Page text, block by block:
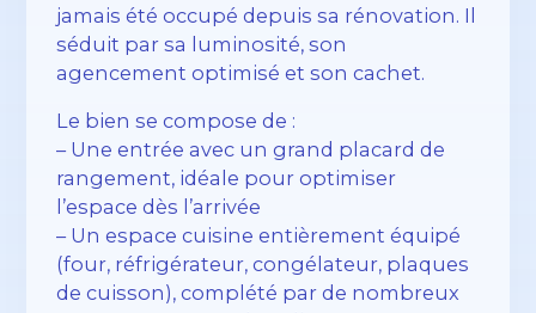
jamais été occupé depuis sa rénovation. Il
séduit par sa luminosité, son
agencement optimisé et son cachet.
Le bien se compose de :
– Une entrée avec un grand placard de
rangement, idéale pour optimiser
l’espace dès l’arrivée
– Un espace cuisine entièrement équipé
(four, réfrigérateur, congélateur, plaques
de cuisson), complété par de nombreux